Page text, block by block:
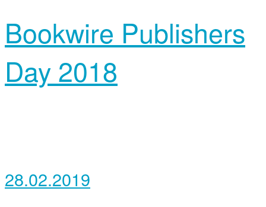
Bookwire Publishers
Day 2018
28.02.2019